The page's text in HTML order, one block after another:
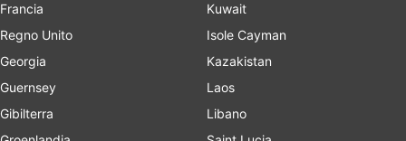
Francia
Regno Unito
Georgia
Guernsey
Gibilterra
Kuwait
Isole Cayman
Kazakistan
Laos
Libano